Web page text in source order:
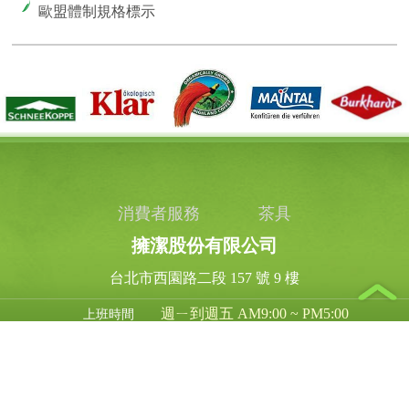
歐盟體制規格標示
消費者服務 茶具
擁潔股份有限公司
台北市西園路二段 157 號 9 樓
上班時間 週ㄧ到週五 AM9:00 ~ PM5:00